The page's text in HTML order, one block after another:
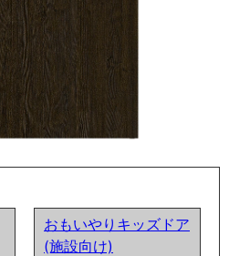
おもいやりキッズドア
(施設向け)